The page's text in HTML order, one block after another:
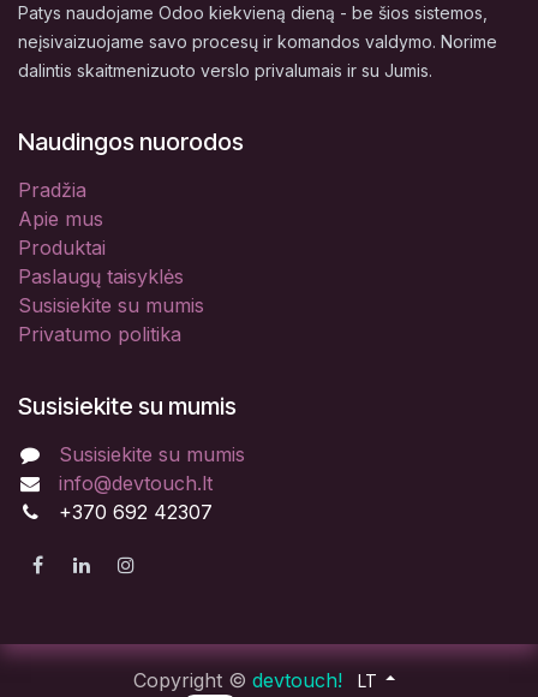
Patys naudojame Odoo kiekvieną dieną - be šios sistemos,
neįsivaizuojame savo procesų ir komandos valdymo. Norime
dalintis skaitmenizuoto verslo privalumais ir su Jumis.
Naudingos nuorodos
Pradžia
Apie mus
Produktai
Paslaugų taisyklės
Susisiekite su mumis
Privatumo politika
Susisiekite su mumis
Susisiekite su mumis
info@devtouch.lt
+370 692 42307
Copyright © devtouch!
LT